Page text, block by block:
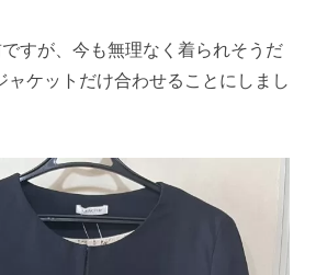
すが、今も無理なく着られそうだ
ャケットだけ合わせることにしまし